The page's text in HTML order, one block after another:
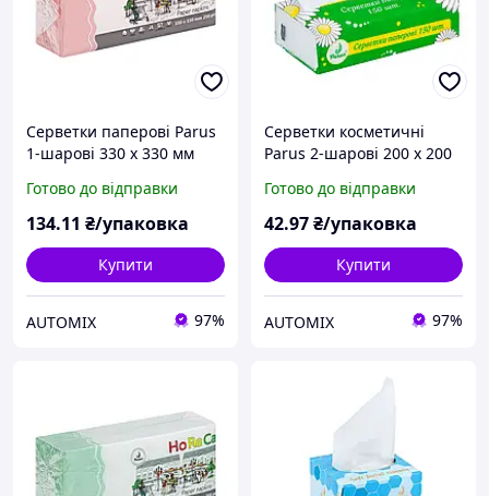
Серветки паперові Parus
1-шарові 330 х 330 мм
Готово до відправки
134.11 ₴/упаковка
Купити
AUTOMIX 97%
Серветки косметичні
Parus 2-шарові 200 х 200
Готово до відправки
42.97₴/упаковка
Купити
AUTOMIX 97%